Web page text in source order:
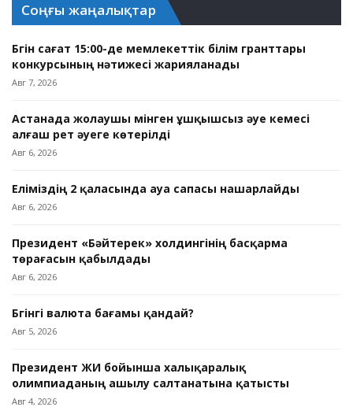
Соңғы жаңалықтар
Бүгін сағат 15:00-де мемлекеттік білім гранттары
конкурсының нәтижесі жарияланады
Авг 7, 2026
Астанада жолаушы мінген ұшқышсыз әуе кемесі
алғаш рет әуеге көтерілді
Авг 6, 2026
Еліміздің 2 қаласында ауа сапасы нашарлайды
Авг 6, 2026
Президент «Бәйтерек» холдингінің басқарма
төрағасын қабылдады
Авг 6, 2026
Бүгінгі валюта бағамы қандай?
Авг 5, 2026
Президент ЖИ бойынша халықаралық
олимпиаданың ашылу салтанатына қатысты
Авг 4, 2026